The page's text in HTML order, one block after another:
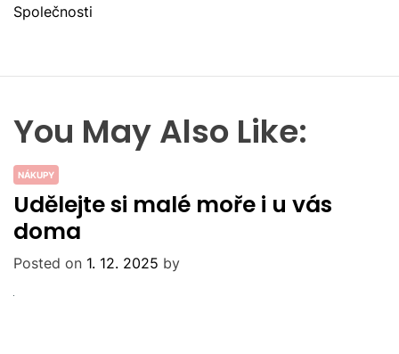
Společnosti
You May Also Like:
NÁKUPY
Udělejte si malé moře i u vás
doma
Posted on 1. 12. 2025 by